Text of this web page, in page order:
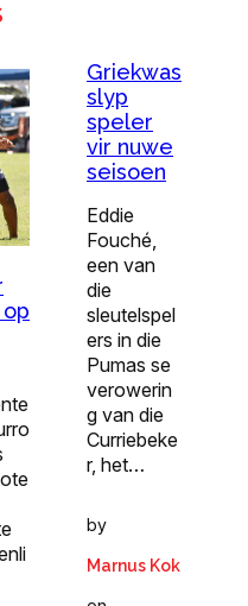
op
Griekwas
slyp
speler
vir nuwe
seisoen
Eddie
Fouché,
een van
die
sleutelspel
ers in die
Pumas se
verowerin
g van die
Curriebeke
r, het…
by
Marnus Kok